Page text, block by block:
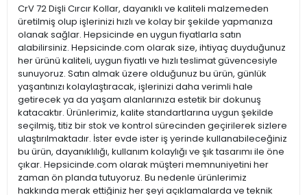
CrV 72 Dişli Cırcır Kollar, dayanıklı ve kaliteli malzemeden
üretilmiş olup işlerinizi hızlı ve kolay bir şekilde yapmanıza
olanak sağlar. Hepsicinde en uygun fiyatlarla satın
alabilirsiniz. Hepsicinde.com olarak size, ihtiyaç duyduğunuz
her ürünü kaliteli, uygun fiyatlı ve hızlı teslimat güvencesiyle
sunuyoruz. Satın almak üzere olduğunuz bu ürün, günlük
yaşantınızı kolaylaştıracak, işlerinizi daha verimli hale
getirecek ya da yaşam alanlarınıza estetik bir dokunuş
katacaktır. Ürünlerimiz, kalite standartlarına uygun şekilde
seçilmiş, titiz bir stok ve kontrol sürecinden geçirilerek sizlere
ulaştırılmaktadır. İster evde ister iş yerinde kullanabileceğiniz
bu ürün, dayanıklılığı, kullanım kolaylığı ve şık tasarımı ile öne
çıkar. Hepsicinde.com olarak müşteri memnuniyetini her
zaman ön planda tutuyoruz. Bu nedenle ürünlerimiz
hakkında merak ettiğiniz her şeyi açıklamalarda ve teknik